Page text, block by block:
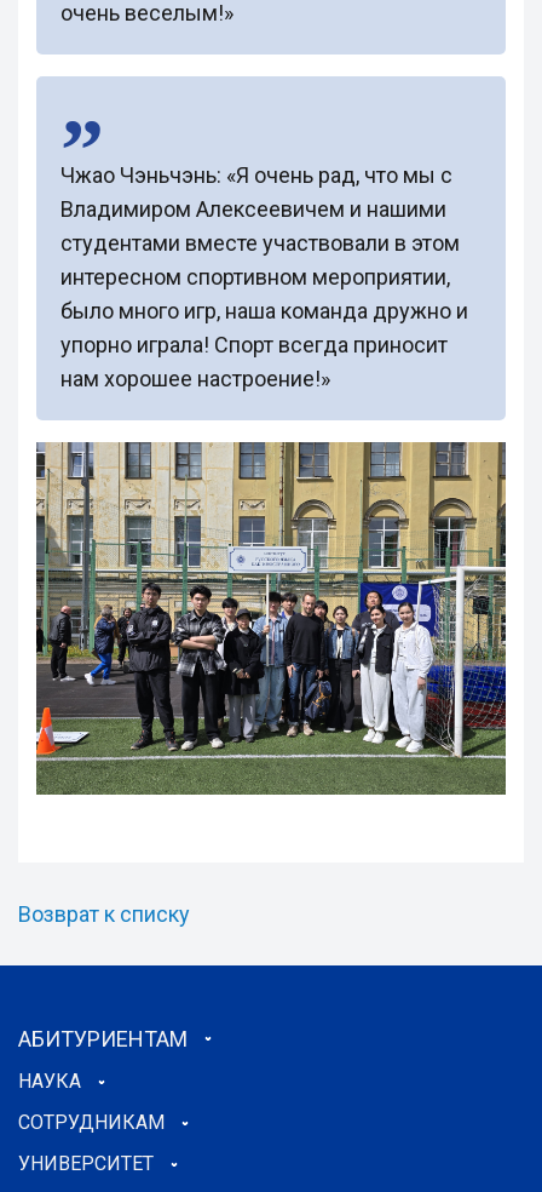
очень веселым!»
Чжао Чэньчэнь: «Я очень рад, что мы с
Владимиром Алексеевичем и нашими
студентами вместе участвовали в этом
интересном спортивном мероприятии,
было много игр, наша команда дружно и
упорно играла! Спорт всегда приносит
нам хорошее настроение!»
Возврат к списку
АБИТУРИЕНТАМ
НАУКА
СОТРУДНИКАМ
УНИВЕРСИТЕТ